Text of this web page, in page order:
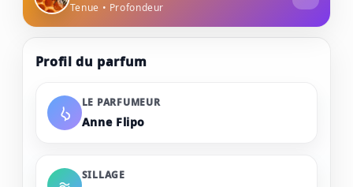
Tenue • Profondeur
Profil du parfum
LE PARFUMEUR
Anne Flipo
SILLAGE